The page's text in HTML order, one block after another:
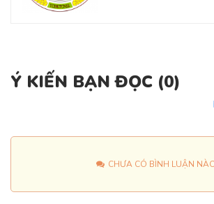
Ý KIẾN BẠN ĐỌC (0)
CHƯA CÓ BÌNH LUẬN